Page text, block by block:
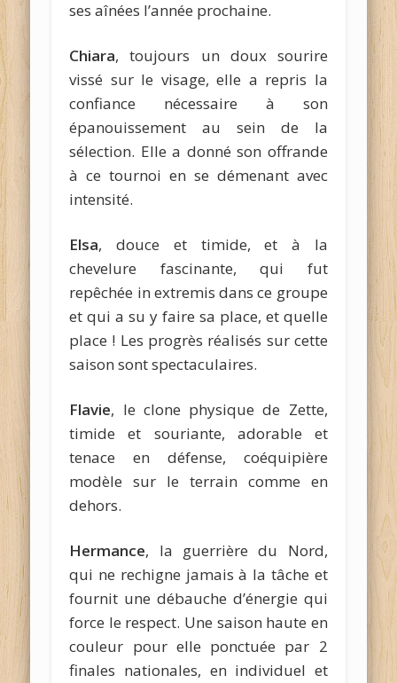
ses aînées l’année prochaine.
Chiara, toujours un doux sourire
vissé sur le visage, elle a repris la
confiance nécessaire à son
épanouissement au sein de la
sélection. Elle a donné son offrande
à ce tournoi en se démenant avec
intensité.
Elsa, douce et timide, et à la
chevelure fascinante, qui fut
repêchée in extremis dans ce groupe
et qui a su y faire sa place, et quelle
place ! Les progrès réalisés sur cette
saison sont spectaculaires.
Flavie, le clone physique de Zette,
timide et souriante, adorable et
tenace en défense, coéquipière
modèle sur le terrain comme en
dehors.
Hermance, la guerrière du Nord,
qui ne rechigne jamais à la tâche et
fournit une débauche d’énergie qui
force le respect. Une saison haute en
couleur pour elle ponctuée par 2
finales nationales, en individuel et